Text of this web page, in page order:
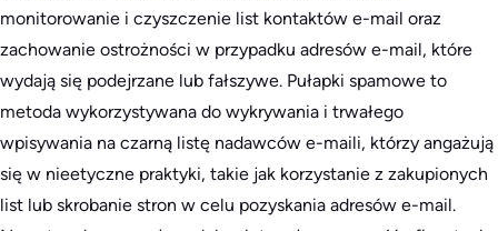
monitorowanie i czyszczenie list kontaktów e-mail oraz
zachowanie ostrożności w przypadku adresów e-mail, które
wydają się podejrzane lub fałszywe. Pułapki spamowe to
metoda wykorzystywana do wykrywania i trwałego
wpisywania na czarną listę nadawców e-maili, którzy angażują
się w nieetyczne praktyki, takie jak korzystanie z zakupionych
list lub skrobanie stron w celu pozyskania adresów e-mail.